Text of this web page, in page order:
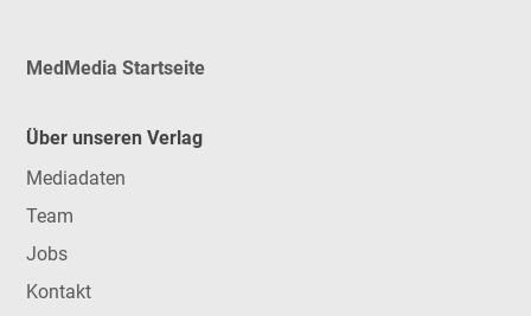
MedMedia Startseite
Über unseren Verlag
Mediadaten
Team
Jobs
Kontakt